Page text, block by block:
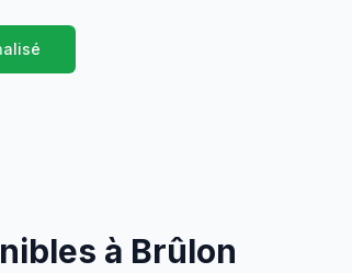
à Brûlon